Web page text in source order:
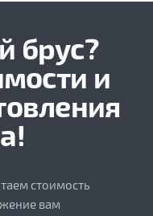
брус?
и
стоимость
вам